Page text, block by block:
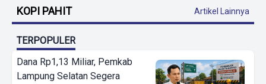
KOPI PAHIT Artikel Lainnya
TERPOPULER
Dana Rp1,13 Miliar, Pemkab
Lampung Selatan Segera